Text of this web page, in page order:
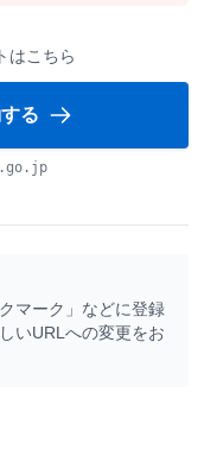
はこちら
る
マーク」などに登録
いURLへの変更をお